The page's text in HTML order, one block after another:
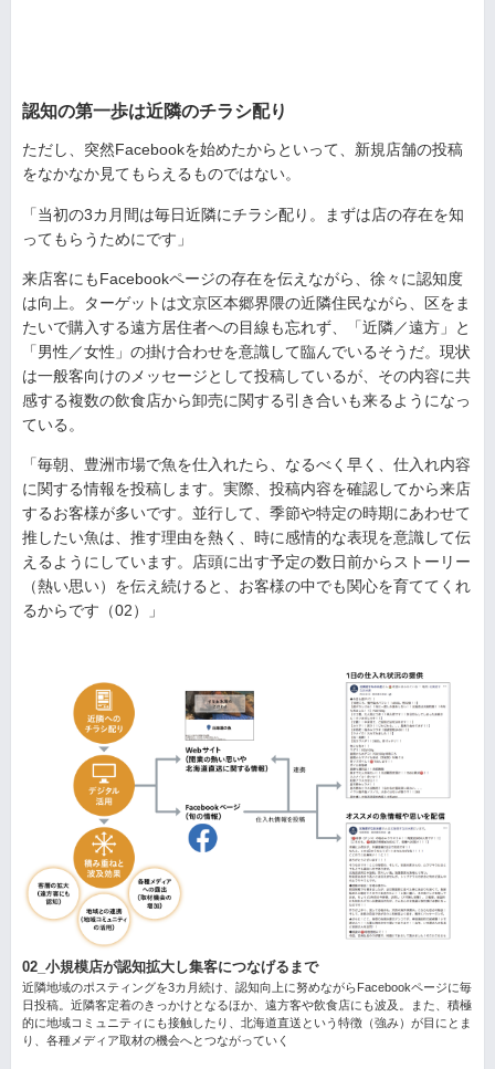
認知の第一歩は近隣のチラシ配り
ただし、突然Facebookを始めたからといって、新規店舗の投稿
をなかなか見てもらえるものではない。
「当初の3カ月間は毎日近隣にチラシ配り。まずは店の存在を知
ってもらうためにです」
来店客にもFacebookページの存在を伝えながら、徐々に認知度
は向上。ターゲットは文京区本郷界隈の近隣住民ながら、区をま
たいで購入する遠方居住者への目線も忘れず、「近隣／遠方」と
「男性／女性」の掛け合わせを意識して臨んでいるそうだ。現状
は一般客向けのメッセージとして投稿しているが、その内容に共
感する複数の飲食店から卸売に関する引き合いも来るようになっ
ている。
「毎朝、豊洲市場で魚を仕入れたら、なるべく早く、仕入れ内容
に関する情報を投稿します。実際、投稿内容を確認してから来店
するお客様が多いです。並行して、季節や特定の時期にあわせて
推したい魚は、推す理由を熱く、時に感情的な表現を意識して伝
えるようにしています。店頭に出す予定の数日前からストーリー
（熱い思い）を伝え続けると、お客様の中でも関心を育ててくれ
るからです（02）」
02_小規模店が認知拡大し集客につなげるまで
近隣地域のポスティングを3カ月続け、認知向上に努めながらFacebookページに毎
日投稿。近隣客定着のきっかけとなるほか、遠方客や飲食店にも波及。また、積極
的に地域コミュニティにも接触したり、北海道直送という特徴（強み）が目にとま
り、各種メディア取材の機会へとつながっていく